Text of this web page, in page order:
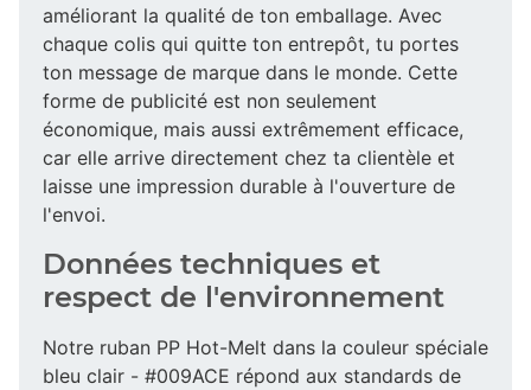
améliorant la qualité de ton emballage. Avec
chaque colis qui quitte ton entrepôt, tu portes
ton message de marque dans le monde. Cette
forme de publicité est non seulement
économique, mais aussi extrêmement efficace,
car elle arrive directement chez ta clientèle et
laisse une impression durable à l'ouverture de
l'envoi.
Données techniques et
respect de l'environnement
Notre ruban PP Hot-Melt dans la couleur spéciale
bleu clair - #009ACE répond aux standards de